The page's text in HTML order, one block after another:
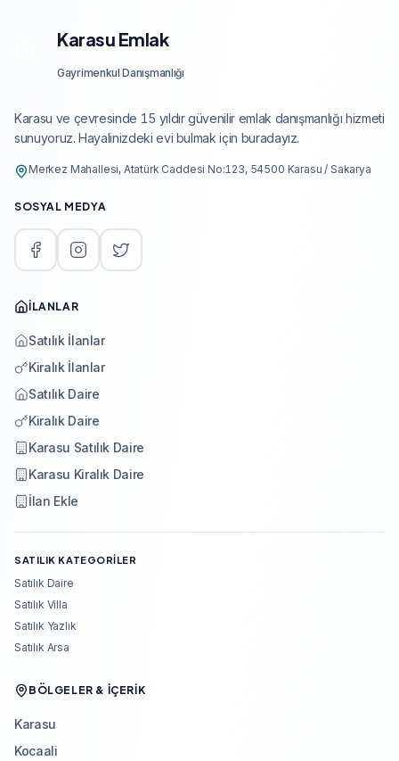
Karasu Emlak
Gayrimenkul Danışmanlığı
Karasu ve çevresinde 15 yıldır güvenilir emlak danışmanlığı hizmeti
sunuyoruz. Hayalinizdeki evi bulmak için buradayız.
Merkez Mahallesi, Atatürk Caddesi No:123, 54500 Karasu / Sakarya
SOSYAL MEDYA
İLANLAR
Satılık İlanlar
Kiralık İlanlar
Satılık Daire
Kiralık Daire
Karasu Satılık Daire
Karasu Kiralık Daire
İlan Ekle
SATILIK KATEGORILER
Satılık Daire
Satılık Villa
Satılık Yazlık
Satılık Arsa
BÖLGELER & İÇERIK
Karasu
Kocaali